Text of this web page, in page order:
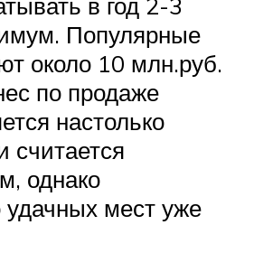
Популярные
около 10 млн.руб.
по продаже
настолько
считается
однако
мест уже